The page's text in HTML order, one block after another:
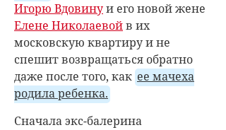
Игорю Вдовинуи его новой жене
Елене Николаевойв их
московскую квартиру и не
спешит возвращаться обратно
даже после того, как ее мачеха
родила ребенка.
Сначала экс-балерина